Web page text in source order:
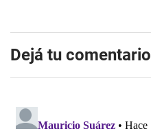
Dejá tu comentario